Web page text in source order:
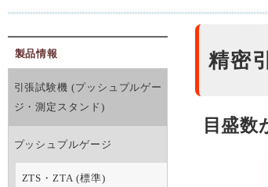
製品情報
引張試験機 (プッシュプルゲー
ジ・測定スタンド)
プッシュプルゲージ
ZTS・ZTA (標準)
精密
目盛